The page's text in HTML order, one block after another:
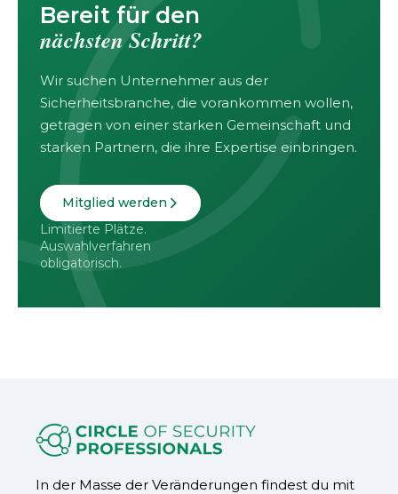
Bereit für den
nächsten Schritt?
Wir suchen Unternehmer aus der
Sicherheitsbranche, die vorankommen wollen,
getragen von einer starken Gemeinschaft und
starken Partnern, die ihre Expertise einbringen.
Mitglied werden
Limitierte Plätze.
Auswahlverfahren
obligatorisch.
In der Masse der Veränderungen findest du mit